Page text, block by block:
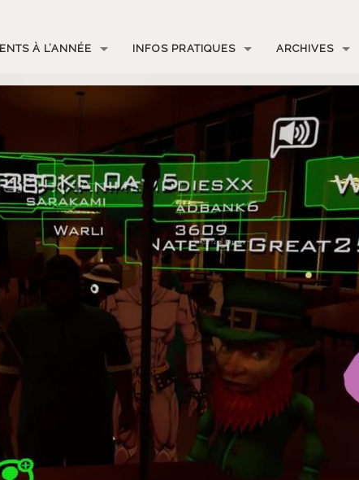
À L’ANNÉE INFOS PRATIQUES ARCHIVES